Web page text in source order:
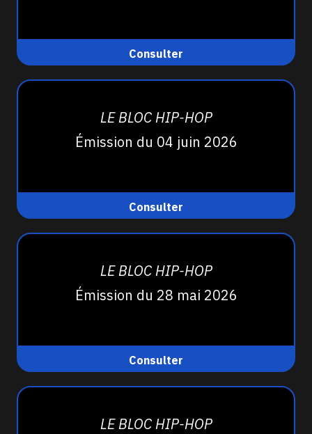
Consulter
LE BLOC HIP-HOP
Émission du 04 juin 2026
Consulter
LE BLOC HIP-HOP
Émission du 28 mai 2026
Consulter
LE BLOC HIP-HOP